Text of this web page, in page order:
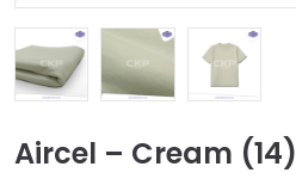
Aircel – Cream (14)